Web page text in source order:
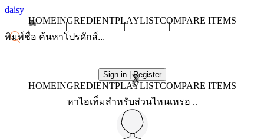
daisy
HOMEINGREDIENTPLAYLISTCOMPARE ITEMS
Sign in | Register
X
HOMEINGREDIENTPLAYLISTCOMPARE ITEMS
หาไอเท็มสำหรับส่วนไหนเหรอ ..